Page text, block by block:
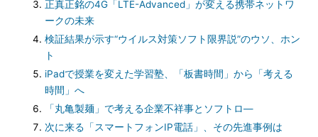
正真正銘の4G「LTE-Advanced」が変える携帯ネットワ
ークの未来
検証結果が示す“ウイルス対策ソフト限界説”のウソ、ホン
ト
iPadで授業を変えた学習塾、「板書時間」から「考える
時間」へ
「丸亀製麺」で考える企業不祥事とソフトロ―
次に来る「スマートフォンIP電話」、その先進事例は